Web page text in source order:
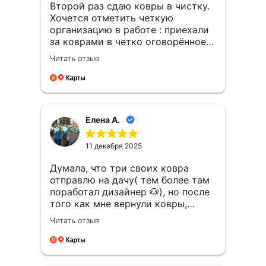
позвонили. Точно по времени
привезли. Когда развернули
ковёр(он был хорошо
упакован),по комнате разлился
запах чистоты и свежести(в
озоном),никакого запаха химии!!!
Ковёр идеально чистый!!!
работу!!! Спасибо вам за
и процветания вашей
фирме.Спасибо!!!
Второй раз сдаю ковры в чистку.
Хочется отметить четкую
организацию в работе : приехали
за коврами в четко оговорённое
время, почистили ковры даже за
более короткий срок. Ковры очень
чистые , выглядят , как новые.
ваших сотрудников , желаю
успехов и процветанию фирме
Чистый быт. Вы молодцы.
Читать отзыв
Елена А.
11 декабря 2025
Думала, что три своих ковра
отправлю на дачу( тем более там
поработал дизайнер 🐶), но после
того как мне вернули ковры,
которые стали как новые, рука не
поднялась это сделать😁. Хочу
выразить благодарность всему
Читать отзыв